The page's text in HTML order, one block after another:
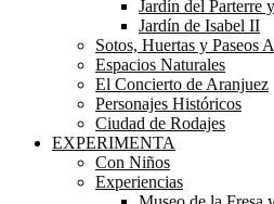
Jardín del Parterre
Jardín de Isabel II
Sotos, Huertas y Paseos
Espacios Naturales
El Concierto de Aranjuez
Personajes Históricos
Ciudad de Rodajes
EXPERIMENTA
Con Niños
Experiencias